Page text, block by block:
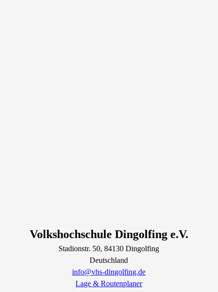
Volkshochschule Dingolfing e.V.
Stadionstr. 50, 84130Dingolfing
Deutschland
info@vhs-dingolfing.de
Lage & Routenplaner